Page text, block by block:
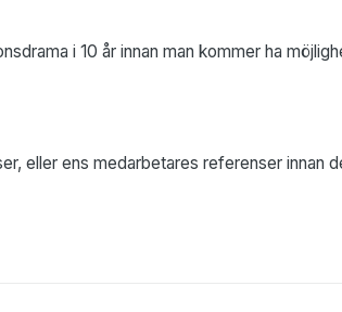
i 10 år innan man kommer ha
eller ens medarbetares referenser innan